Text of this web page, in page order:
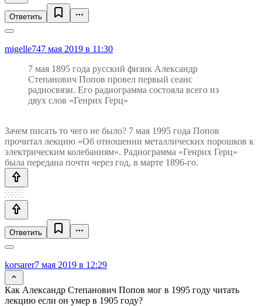
Ответить
migelle747 мая 2019 в 11:30
7 мая 1895 года русский физик Александр
Степанович Попов провел первый сеанс
радиосвязи. Его радиограмма состояла всего из
двух слов «Генрих Герц»
Зачем писать то чего не было? 7 мая 1995 года Попов
прочитал лекцию «Об отношении металлических порошков к
электрическим колебаниям». Радиограмма «Генрих Герц»
была передана почти через год, в марте 1896-го.
Ответить
korsarer7 мая 2019 в 12:29
Как Александр Степанович Попов мог в 1995 году читать
лекцию если он умер в 1905 году?